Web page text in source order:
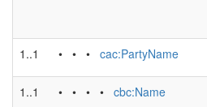
1..1 • • • cac:PartyName
1..1 • • • • cbc:Name